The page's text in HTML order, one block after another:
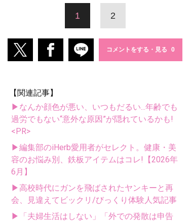
1 2
コメントをする・見る
【関連記事】
▶なんか顔色が悪い、いつもだるい...年齢でも
過労でもない“意外な原因”が隠れているかも!
<PR>
▶編集部のiHerb愛用者がセレクト。健康・美
容のお悩み別、鉄板アイテムはコレ!【2026年
6月】
▶高校時代にガンを飛ばされたヤンキーと再
会、見違えてビックリ/びっくり体験人気記事
▶「夫婦生活はしない」「外での発散は申告